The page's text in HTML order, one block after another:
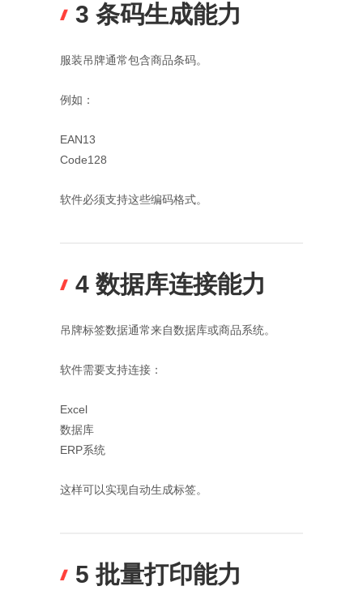
3 条码生成能力
服装吊牌通常包含商品条码。
例如：
EAN13
Code128
软件必须支持这些编码格式。
4 数据库连接能力
吊牌标签数据通常来自数据库或商品系统。
软件需要支持连接：
Excel
数据库
ERP系统
这样可以实现自动生成标签。
5 批量打印能力